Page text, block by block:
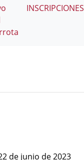
INSCRIPCIONES
de junio de 2023